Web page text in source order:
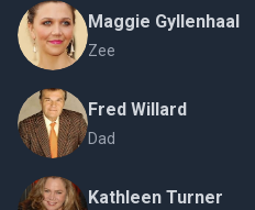
Maggie Gyllenhaal
Zee
Fred Willard
Dad
Kathleen Turner